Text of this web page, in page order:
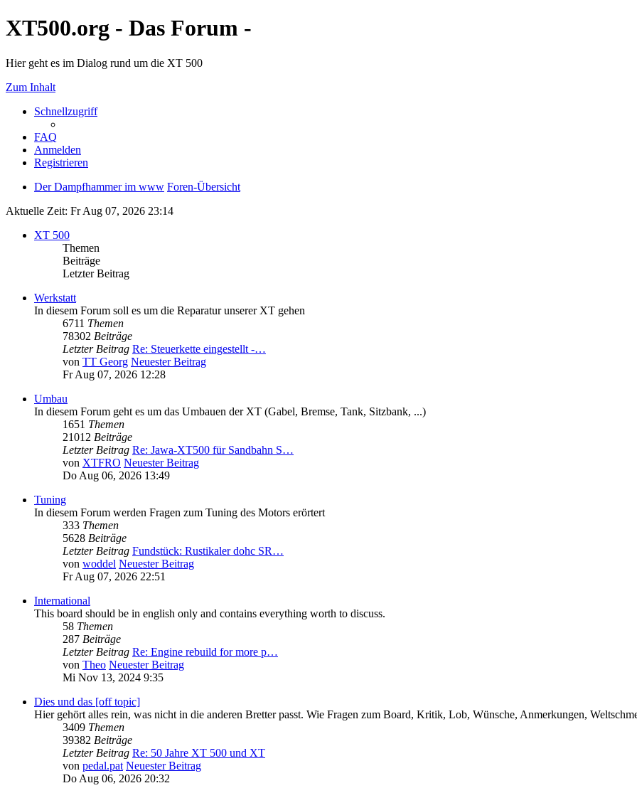
XT500.org - Das Forum -
Hier geht es im Dialog rund um die XT 500
Zum Inhalt
Schnellzugriff
FAQ
Anmelden
Registrieren
Der Dampfhammer im www Foren-Übersicht
Aktuelle Zeit: Fr Aug 07, 2026 23:14
XT 500
Themen
Beiträge
Letzter Beitrag
Werkstatt
In diesem Forum soll es um die Reparatur unserer XT gehen
6711 Themen
78302 Beiträge
Letzter Beitrag Re: Steuerkette eingestellt -…
von TT Georg Neuester Beitrag
Fr Aug 07, 2026 12:28
Umbau
In diesem Forum geht es um das Umbauen der XT (Gabel, Bremse, Tank, Sitzbank, ...)
1651 Themen
21012 Beiträge
Letzter Beitrag Re: Jawa-XT500 für Sandbahn S…
von XTFRO Neuester Beitrag
Do Aug 06, 2026 13:49
Tuning
In diesem Forum werden Fragen zum Tuning des Motors erörtert
333 Themen
5628 Beiträge
Letzter Beitrag Fundstück: Rustikaler dohc SR…
von woddel Neuester Beitrag
Fr Aug 07, 2026 22:51
International
This board should be in english only and contains everything worth to discuss.
58 Themen
287 Beiträge
Letzter Beitrag Re: Engine rebuild for more p…
von Theo Neuester Beitrag
Mi Nov 13, 2024 9:35
Dies und das [off topic]
Hier gehört alles rein, was nicht in die anderen Bretter passt. Wie Fragen zum Board, Kritik, Lob, Wünsche, Anmerkungen,
3409 Themen
39382 Beiträge
Letzter Beitrag Re: 50 Jahre XT 500 und XT
von pedal.pat Neuester Beitrag
Do Aug 06, 2026 20:32